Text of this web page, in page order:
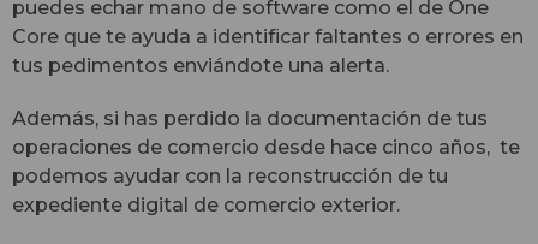
puedes echar mano de software como el de One
Core que te ayuda a identificar faltantes o errores en
tus pedimentos enviándote una alerta.
Además, si has perdido la documentación de tus
operaciones de comercio desde hace cinco años, te
podemos ayudar con la reconstrucción de tu
expediente digital de comercio exterior.